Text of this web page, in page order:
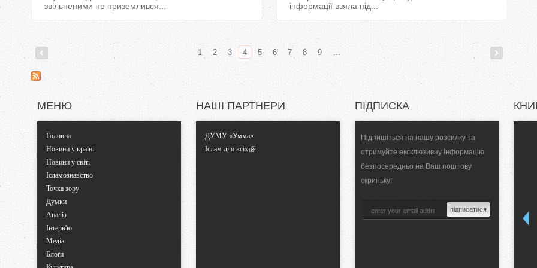
звільненими не приземлився...
інформації взяла під...
С
о
и
1 2 3 4 5 6 7 8 9 …
МЕНЮ
Головна
Новини у країні
Новини у світі
Ісламознавство
Точка зору
Думки
Аналіз
Інтерв'ю
Медіа
Блоґи
НАШІ ПАРТНЕРИ
ДУМУ «Умма»
Іслам для всіх
ПІДПИСКА
Підпишіться на нашу розсилку та
отримуйте ексклюзивну інформацію
безпосередньо на Ваш поштову
скриньку!